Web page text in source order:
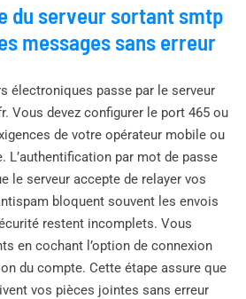
du serveur sortant smtp
messages sans erreur
électroniques passe par le serveur
Vous devez configurer le port 465 ou
de votre opérateur mobile ou
L’authentification par mot de passe
le serveur accepte de relayer vos
bloquent souvent les envois
restent incomplets. Vous
en cochant l’option de connexion
du compte. Cette étape assure que
vos pièces jointes sans erreur